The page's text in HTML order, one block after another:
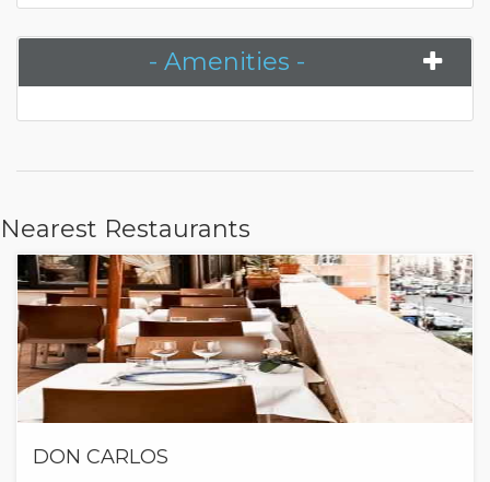
- Amenities -
Nearest Restaurants
DON CARLOS